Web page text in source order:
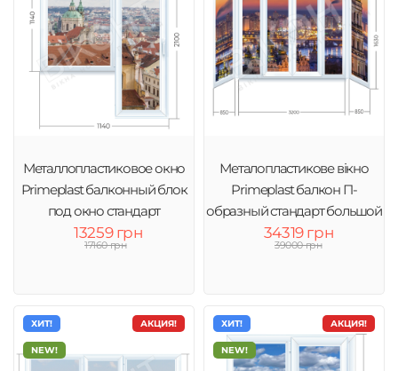
Металлопластиковое окно
Primeplast балконный блок
под окно стандарт
13259 грн
17160 грн
Металопластикове вікно
Primeplast балкон П-
образный стандарт большой
34319 грн
39000 грн
АКЦИЯ!
ХИТ!
NEW!
АКЦИЯ!
ХИТ!
NEW!